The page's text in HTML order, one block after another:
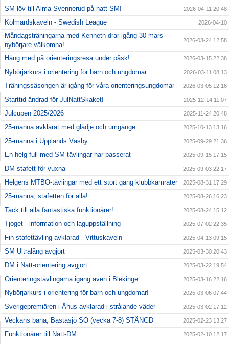
SM-löv till Alma Svennerud på natt-SM! 2026-04-11 20:48
Kolmårdskaveln - Swedish League 2026-04-10
Måndagsträningarna med Kenneth drar igång 30 mars -
nybörjare välkomna!
2026-03-24 12:58
Häng med på orienteringsresa under påsk! 2026-03-15 22:38
Nybörjarkurs i orientering för barn och ungdomar 2026-03-11 08:13
Träningssäsongen är igång för våra orienteringsungdomar 2026-03-05 12:16
Starttid ändrad för JulNattSkaket! 2025-12-14 11:07
Julcupen 2025/2026 2025-11-24 20:48
25-manna avklarat med glädje och umgänge 2025-10-13 13:16
25-manna i Upplands Väsby 2025-09-29 21:36
En helg full med SM-tävlingar har passerat 2025-09-15 17:15
DM stafett för vuxna 2025-09-03 22:17
Helgens MTBO-tävlingar med ett stort gäng klubbkamrater 2025-08-31 17:29
25-manna, stafetten för alla! 2025-08-26 16:23
Tack till alla fantastiska funktionärer! 2025-08-24 15:12
Tjoget - information och laguppställning 2025-07-02 22:35
Fin stafettävling avklarad - Vittuskaveln 2025-04-13 09:15
SM Ultralång avgjort 2025-03-30 20:43
DM i Natt-orientering avgjort 2025-03-22 19:54
Orienteringstävlingarna igång även i Blekinge 2025-03-16 22:16
Nybörjarkurs i orientering för barn och ungdomar! 2025-03-06 07:44
Sverigepremiären i Åhus avklarad i strålande väder 2025-03-02 17:12
Veckans bana, Bastasjö SO (vecka 7-8) STÄNGD 2025-02-23 13:27
Funktionärer till Natt-DM 2025-02-10 12:17